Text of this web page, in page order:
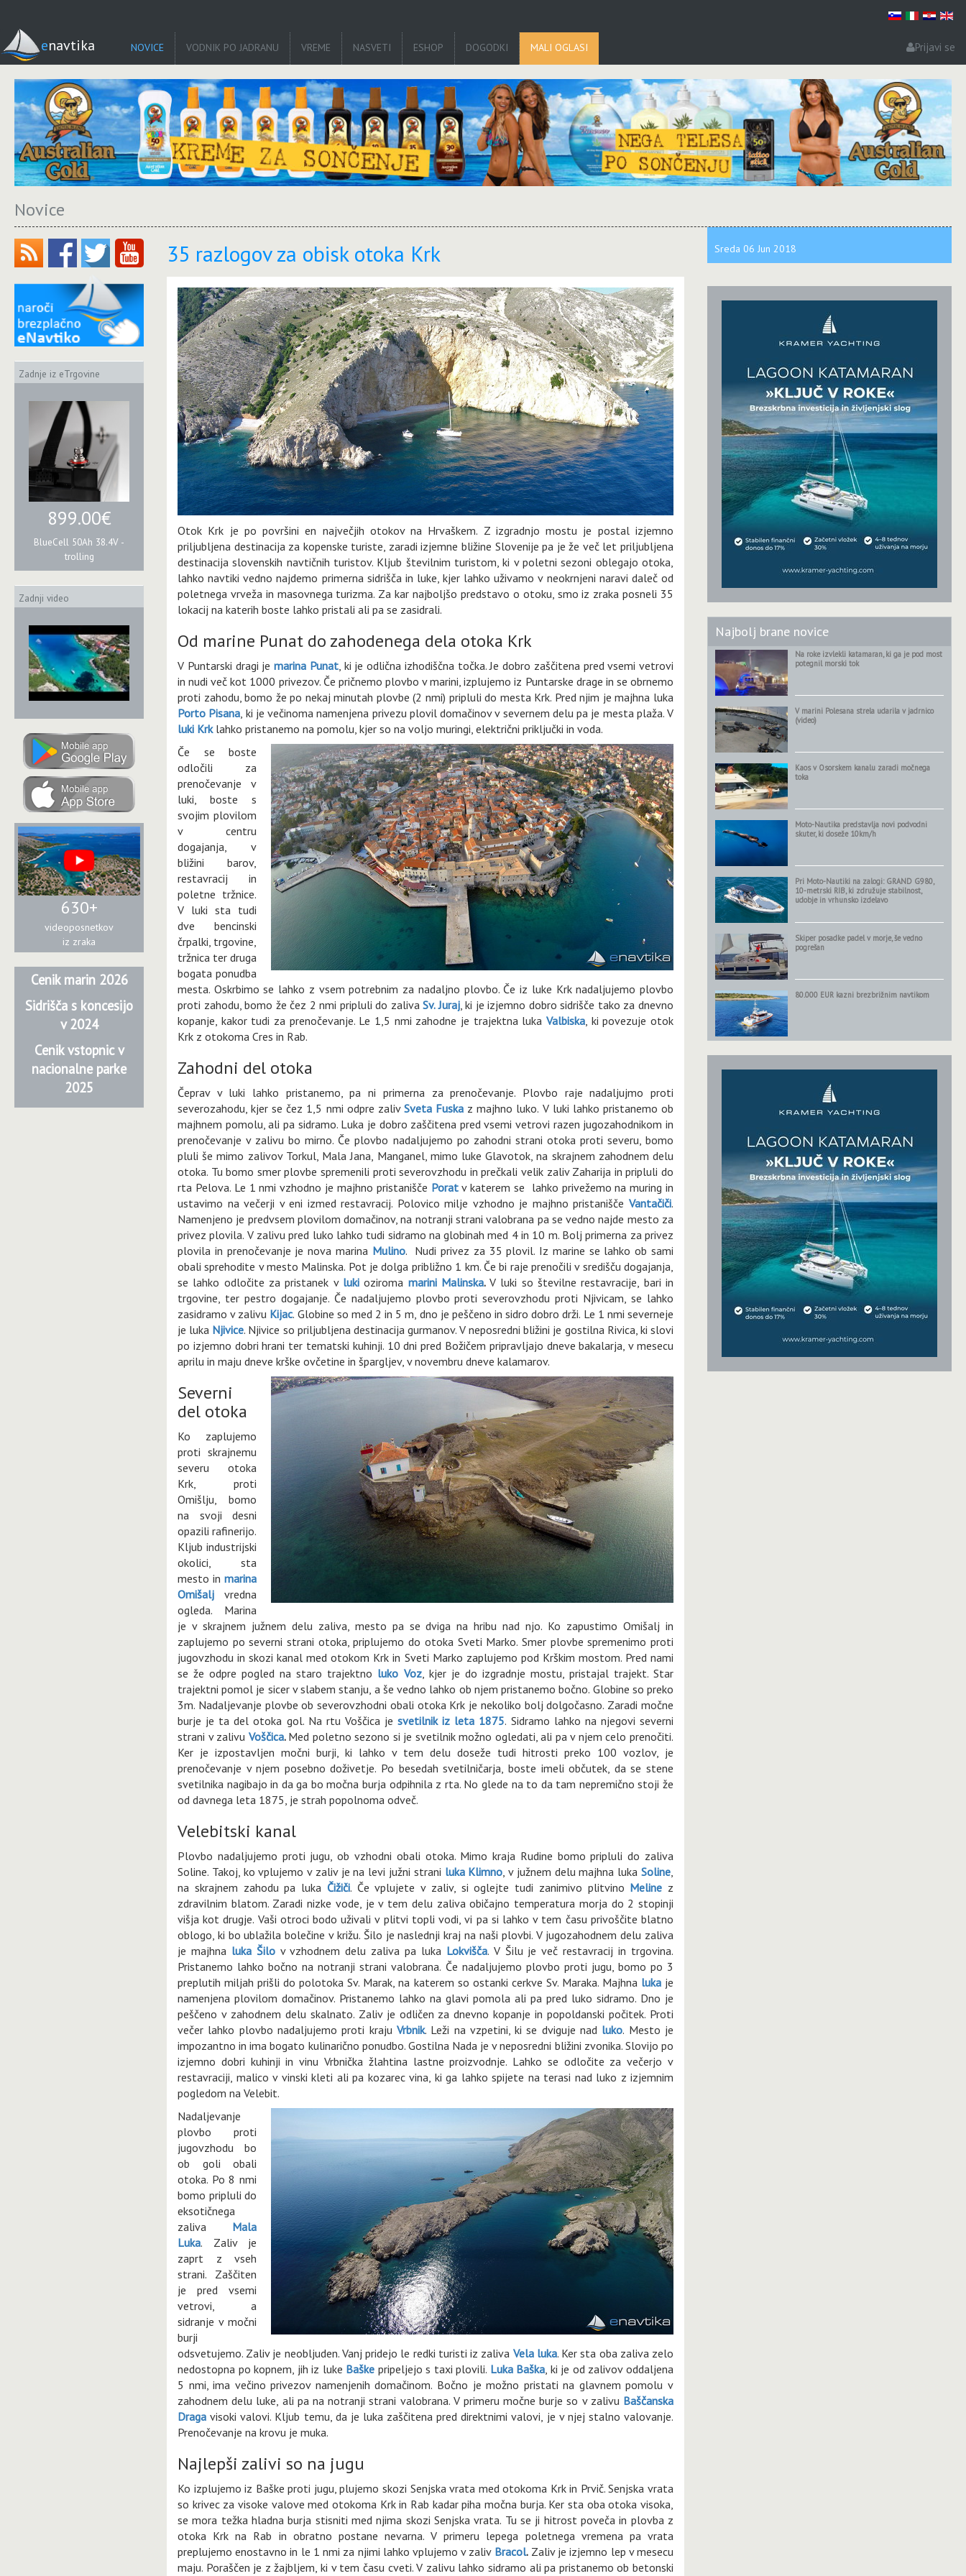
enavtika NOVICE VODNIK PO JADRANU VREME NASVETI ESHOP DOGODKI MALI OGLASI Prijavi se
Novice
Zadnje iz eTrgovine
899.00€
BlueCell 50Ah 38.4V -
trolling
Zadnji video
630+
videoposnetkov
iz zraka
Cenik marin 2026
Sidrišča s koncesijo
v 2024
Cenik vstopnic v
nacionalne parke
2025
35 razlogov za obisk otoka Krk
Otok Krk je po površini en največjih otokov na Hrvaškem. Z izgradnjo mostu je postal izjemno
priljubljena destinacija za kopenske turiste, zaradi izjemne bližine Slovenije pa je že več let priljubljena
destinacija slovenskih navtičnih turistov. Kljub številnim turistom, ki v poletni sezoni oblegajo otoka,
lahko navtiki vedno najdemo primerna sidrišča in luke, kjer lahko uživamo v neokrnjeni naravi daleč od
poletnega vrveža in masovnega turizma. Za kar najboljšo predstavo o otoku, smo iz zraka posneli 35
lokacij na katerih boste lahko pristali ali pa se zasidrali.
Od marine Punat do zahodenega dela otoka Krk
V Puntarski dragi je marina Punat, ki je odlična izhodiščna točka. Je dobro zaščitena pred vsemi vetrovi
in nudi več kot 1000 privezov. Če pričnemo plovbo v marini, izplujemo iz Puntarske drage in se obrnemo
proti zahodu, bomo že po nekaj minutah plovbe (2 nmi) pripluli do mesta Krk. Pred njim je majhna luka
Porto Pisana , ki je večinoma namenjena privezu plovil domačinov v severnem delu pa je mesta plaža. V
luki Krklahko pristanemo na pomolu, kjer so na voljo muringi, električni priključki in voda.
Če se boste
odločili za
prenočevanje v
luki, boste s
svojim plovilom
v centru
dogajanja, v
bližini barov,
restavracij in
poletne tržnice.
V luki sta tudi
dve bencinski
črpalki, trgovine,
tržnica ter druga
bogata ponudba
mesta. Oskrbimo se lahko z vsem potrebnim za nadaljno plovbo. Če iz luke Krk nadaljujemo plovbo
proti zahodu, bomo že čez 2 nmi pripluli do zalivaSv. Juraj, ki je izjemno dobro sidrišče tako za dnevno
kopanje, kakor tudi za prenočevanje. Le 1,5 nmi zahodne je trajektna luka Valbiska , ki povezuje otok
Krk z otokoma Cres in Rab.
Zahodni del otoka
Čeprav v luki lahko pristanemo, pa ni primerna za prenočevanje. Plovbo raje nadaljujmo proti
severozahodu, kjer se čez 1,5 nmi odpre zaliv Sveta Fuska z majhno luko. V luki lahko pristanemo ob
majhnem pomolu, ali pa sidramo. Luka je dobro zaščitena pred vsemi vetrovi razen jugozahodnikom in
prenočevanje v zalivu bo mirno. Če plovbo nadaljujemo po zahodni strani otoka proti severu, bomo
pluli še mimo zalivov Torkul, Mala Jana, Manganel, mimo luke Glavotok, na skrajnem zahodnem delu
otoka. Tu bomo smer plovbe spremenili proti severovzhodu in prečkali velik zaliv Zaharija in pripluli do
rta Pelova. Le 1 nmi vzhodno je majhno pristanišče Poratv katerem se lahko privežemo na muring in
ustavimo na večerji v eni izmed restavracij. Polovico milje vzhodno je majhno pristanišče Vantačiči.
Namenjeno je predvsem plovilom domačinov, na notranji strani valobrana pa se vedno najde mesto za
privez plovila. V zalivu pred luko lahko tudi sidramo na globinah med 4 in 10 m. Bolj primerna za privez
plovila in prenočevanje je nova marina Mulino. Nudi privez za 35 plovil. Iz marine se lahko ob sami
obali sprehodite v mesto Malinska. Pot je dolga približno 1 km. Če bi raje prenočili v središču dogajanja,
se lahko odločite za pristanek v lukioziroma marini Malinska.V luki so številne restavracije, bari in
trgovine, ter pestro dogajanje. Če nadaljujemo plovbo proti severovzhodu proti Njivicam, se lahko
zasidramo v zalivu Kijac. Globine so med 2 in 5 m, dno je peščeno in sidro dobro drži. Le 1 nmi severneje
je luka Njivice. Njivice so priljubljena destinacija gurmanov. V neposredni bližini je gostilna Rivica, ki slovi
po izjemno dobri hrani ter tematski kuhinji. 10 dni pred Božičem pripravljajo dneve bakalarja, v mesecu
aprilu in maju dneve krške ovčetine in špargljev, v novembru dneve kalamarov.
Severni
del otoka
Ko zaplujemo
proti skrajnemu
severu otoka
Krk, proti
Omišlju, bomo
na svoji desni
opazili rafinerijo.
Kljub industrijski
okolici, sta
mesto in marina
Omišalj vredna
ogleda. Marina
je v skrajnem južnem delu zaliva, mesto pa se dviga na hribu nad njo. Ko zapustimo Omišalj in
zaplujemo po severni strani otoka, priplujemo do otoka Sveti Marko. Smer plovbe spremenimo proti
jugovzhodu in skozi kanal med otokom Krk in Sveti Marko zaplujemo pod Krškim mostom. Pred nami
se že odpre pogled na staro trajektno luko Voz, kjer je do izgradnje mostu, pristajal trajekt. Star
trajektni pomol je sicer v slabem stanju, a še vedno lahko ob njem pristanemo bočno. Globine so preko
3m. Nadaljevanje plovbe ob severovzhodni obali otoka Krk je nekoliko bolj dolgočasno. Zaradi močne
burje je ta del otoka gol. Na rtu Voščica jesvetilnik iz leta 1875. Sidramo lahko na njegovi severni
strani v zalivu Voščica. Med poletno sezono si je svetilnik možno ogledati, ali pa v njem celo prenočiti.
Ker je izpostavljen močni burji, ki lahko v tem delu doseže tudi hitrosti preko 100 vozlov, je
prenočevanje v njem posebno doživetje. Po besedah svetilničarja, boste imeli občutek, da se stene
svetilnika nagibajo in da ga bo močna burja odpihnila z rta. No glede na to da tam nepremično stoji že
od davnega leta 1875, je strah popolnoma odveč.
Velebitski kanal
Plovbo nadaljujemo proti jugu, ob vzhodni obali otoka. Mimo kraja Rudine bomo pripluli do zaliva
Soline. Takoj, ko vplujemo v zaliv je na levi južni strani luka Klimno , v južnem delu majhna lukaSoline
na skrajnem zahodu pa luka Čižiči. Če vplujete v zaliv, si oglejte tudi zanimivo plitvino Meline z
zdravilnim blatom. Zaradi nizke vode, je v tem delu zaliva običajno temperatura morja do 2 stopinji
višja kot drugje. Vaši otroci bodo uživali v plitvi topli vodi, vi pa si lahko v tem času privoščite blatno
oblogo, ki bo ublažila bolečine v križu. Šilo je naslednji kraj na naši plovbi. V jugozahodnem delu zaliva
je majhna luka Šilov vzhodnem delu zaliva pa luka Lokvišča. V Šilu je več restavracij in trgovina.
Pristanemo lahko bočno na notranji strani valobrana. Če nadaljujemo plovbo proti jugu, bomo po 3
preplutih miljah prišli do polotoka Sv. Marak, na katerem so ostanki cerkve Sv. Maraka. Majhna lukaje
namenjena plovilom domačinov. Pristanemo lahko na glavi pomola ali pa pred luko sidramo. Dno je
peščeno v zahodnem delu skalnato. Zaliv je odličen za dnevno kopanje in popoldanski počitek. Proti
večer lahko plovbo nadaljujemo proti kraju Vrbnik. Leži na vzpetini, ki se dviguje nad luko. Mesto je
impozantno in ima bogato kulinarično ponudbo. Gostilna Nada je v neposredni bližini zvonika. Slovijo po
izjemno dobri kuhinji in vinu Vrbnička žlahtina lastne proizvodnje. Lahko se odločite za večerjo v
restavraciji, malico v vinski kleti ali pa kozarec vina, ki ga lahko spijete na terasi nad luko z izjemnim
pogledom na Velebit.
Nadaljevanje
plovbo proti
jugovzhodu bo
ob goli obali
otoka. Po 8 nmi
bomo pripluli do
eksotičnega
zaliva Mala
Luka. Zaliv je
zaprt z vseh
strani. Zaščiten
je pred vsemi
vetrovi, a
sidranje v močni
burji
odsvetujemo. Zaliv je neobljuden. Vanj pridejo le redki turisti iz zaliva Vela luka. Ker sta oba zaliva zelo
nedostopna po kopnem, jih iz luke Baške pripeljejo s taxi plovili. Luka Baška , ki je od zalivov oddaljena
5 nmi, ima večino privezov namenjenih domačinom. Bočno je možno pristati na glavnem pomolu v
zahodnem delu luke, ali pa na notranji strani valobrana. V primeru močne burje so v zalivu Baščanska
Draga visoki valovi. Kljub temu, da je luka zaščitena pred direktnimi valovi, je v njej stalno valovanje.
Prenočevanje na krovu je muka.
Najlepši zalivi so na jugu
Ko izplujemo iz Baške proti jugu, plujemo skozi Senjska vrata med otokoma Krk in Prvič. Senjska vrata
so krivec za visoke valove med otokoma Krk in Rab kadar piha močna burja. Ker sta oba otoka visoka,
se mora težka hladna burja stisniti med njima skozi Senjska vrata. Tu se ji hitrost poveča in plovba z
otoka Krk na Rab in obratno postane nevarna. V primeru lepega poletnega vremena pa vrata
preplujemo enostavno in le 1 nmi za njimi lahko vplujemo v zaliv Bracol.Zaliv je izjemno lep v mesecu
maju. Poraščen je z žajbljem, ki v tem času cveti. V zalivu lahko sidramo ali pa pristanemo ob betonski
Sreda 06 Jun 2018
Najbolj brane novice
Na roke izvlekli katamaran, ki ga je pod most
potegnil morski tok
V marini Polesana strela udarila v jadrnico
(video)
Kaos v Osorskem kanalu zaradi močnega
toka
Moto-Nautika predstavlja novi podvodni
skuter, ki doseže 10km/h
Pri Moto-Nautiki na zalogi: GRAND G980,
10-metrski RIB, ki združuje stabilnost,
udobje in vrhunsko izdelavo
Skiper posadke padel v morje, še vedno
pogrešan
80.000 EUR kazni brezbrižnim navtikom